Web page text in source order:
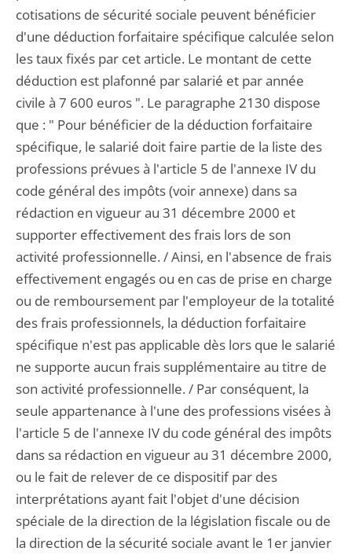
cotisations de sécurité sociale peuvent bénéficier
d'une déduction forfaitaire spécifique calculée selon
les taux fixés par cet article. Le montant de cette
déduction est plafonné par salarié et par année
civile à 7 600 euros ". Le paragraphe 2130 dispose
que : " Pour bénéficier de la déduction forfaitaire
spécifique, le salarié doit faire partie de la liste des
professions prévues à l'article 5 de l'annexe IV du
code général des impôts (voir annexe) dans sa
rédaction en vigueur au 31 décembre 2000 et
supporter effectivement des frais lors de son
activité professionnelle. / Ainsi, en l'absence de frais
effectivement engagés ou en cas de prise en charge
ou de remboursement par l'employeur de la totalité
des frais professionnels, la déduction forfaitaire
spécifique n'est pas applicable dès lors que le salarié
ne supporte aucun frais supplémentaire au titre de
son activité professionnelle. / Par conséquent, la
seule appartenance à l'une des professions visées à
l'article 5 de l'annexe IV du code général des impôts
dans sa rédaction en vigueur au 31 décembre 2000,
ou le fait de relever de ce dispositif par des
interprétations ayant fait l'objet d'une décision
spéciale de la direction de la législation fiscale ou de
la direction de la sécurité sociale avant le 1er janvier